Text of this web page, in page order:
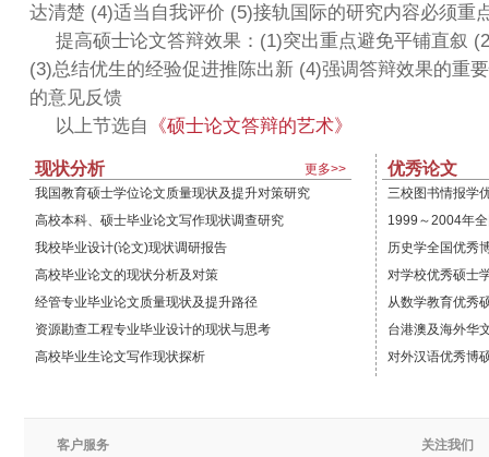
达清楚 (4)适当自我评价 (5)接轨国际的研究内容必须重
提高硕士论文答辩效果：(1)突出重点避免平铺直叙
(3)总结优生的经验促进推陈出新 (4)强调答辩效果的重
的意见反馈
以上节选自 《硕士论文答辩的艺术》
现状分析
更多>>
我国教育硕士学位论文质量现状及提升对策研究
高校本科、硕士毕业论文写作现状调查研究
我校毕业设计(论文)现状调研报告
高校毕业论文的现状分析及对策
经管专业毕业论文质量现状及提升路径
资源勘查工程专业毕业设计的现状与思考
高校毕业生论文写作现状探析
优秀论文
三校图书情报学
1999～2004年
历史学全国优秀
对学校优秀硕士
从数学教育优秀
台港澳及海外华
对外汉语优秀博
客户服务
关注我们